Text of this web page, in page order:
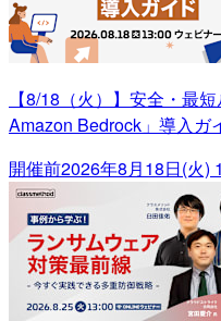
【8/18（火）】安全・最
Amazon Bedrock」導入ガ
開催前2026年8月18日(火)